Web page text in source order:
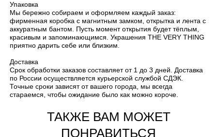
Упаковка
Мы бережно собираем и оформляем каждый заказ:
фирменная коробка с магнитным замком, открытка и лента с
аккуратным бантом. Пусть момент открытия будет тёплым,
красивым и запоминающимся. Украшения THE VERY THING
приятно дарить себе или близким.
Доставка
Срок обработки заказов составляет от 1 до 3 дней. Доставка
по России осуществляется курьерской службой СДЭК.
Точные сроки зависят от вашего города, мы всегда
стараемся, чтобы ожидание было как можно короче.
ТАКЖЕ ВАМ МОЖЕТ
ПОНРАВИТЬСЯ